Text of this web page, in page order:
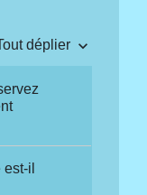
déplier keyboard_arrow_down
il